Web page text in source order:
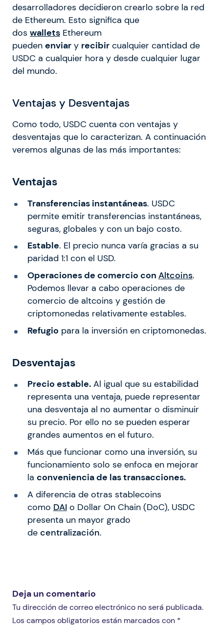
desarrolladores decidieron crearlo sobre la red
de Ethereum. Esto significa que
dos wallets Ethereum
pueden enviar y recibir cualquier cantidad de
USDC a cualquier hora y desde cualquier lugar
del mundo.
Ventajas y Desventajas
Como todo, USDC cuenta con ventajas y
desventajas que lo caracterizan. A continuación
veremos algunas de las más importantes:
Ventajas
Transferencias instantáneas. USDC
permite emitir transferencias instantáneas,
seguras, globales y con un bajo costo.
Estable. El precio nunca varía gracias a su
paridad 1:1 con el USD.
Operaciones de comercio con Altcoins.
Podemos llevar a cabo operaciones de
comercio de altcoins y gestión de
criptomonedas relativamente estables.
Refugio para la inversión en criptomonedas.
Desventajas
Precio estable.Al igual que su estabilidad
representa una ventaja, puede representar
una desventaja al no aumentar o disminuir
su precio. Por ello no se pueden esperar
grandes aumentos en el futuro.
Más que funcionar como una inversión, su
funcionamiento solo se enfoca en mejorar
la conveniencia de las transacciones.
A diferencia de otras stablecoins
como DAIo Dollar On Chain (DoC), USDC
presenta un mayor grado
de centralización.
Deja un comentario
Tu dirección de correo electrónico no será publicada.
Los campos obligatorios están marcados con *